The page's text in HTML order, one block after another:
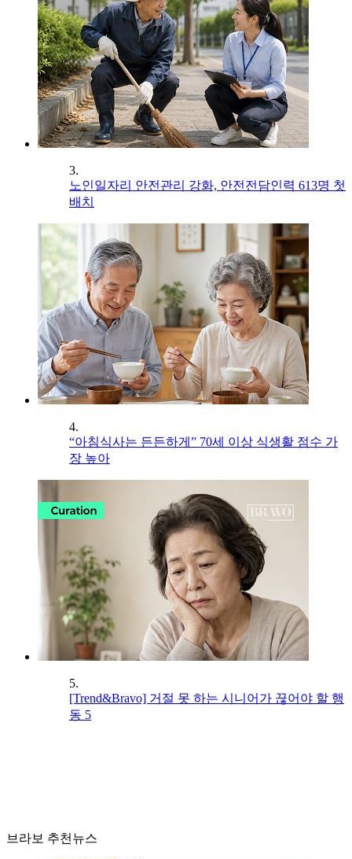
3.
노인일자리 안전관리 강화, 안전전담인력 613명 첫
배치
4.
“아침식사는 든든하게” 70세 이상 식생활 점수 가
장 높아
5.
[Trend&Bravo] 거절 못 하는 시니어가 끊어야 할 행
동 5
브라보 추천뉴스